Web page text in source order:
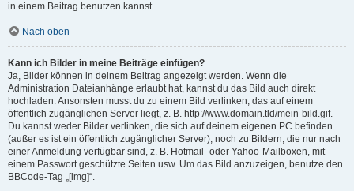
in einem Beitrag benutzen kannst.
Nach oben
Kann ich Bilder in meine Beiträge einfügen?
Ja, Bilder können in deinem Beitrag angezeigt werden. Wenn die
Administration Dateianhänge erlaubt hat, kannst du das Bild auch direkt
hochladen. Ansonsten musst du zu einem Bild verlinken, das auf einem
öffentlich zugänglichen Server liegt, z. B. http://www.domain.tld/mein-bild.gif.
Du kannst weder Bilder verlinken, die sich auf deinem eigenen PC befinden
(außer es ist ein öffentlich zugänglicher Server), noch zu Bildern, die nur nach
einer Anmeldung verfügbar sind, z. B. Hotmail- oder Yahoo-Mailboxen, mit
einem Passwort geschützte Seiten usw. Um das Bild anzuzeigen, benutze den
BBCode-Tag „[img]“.